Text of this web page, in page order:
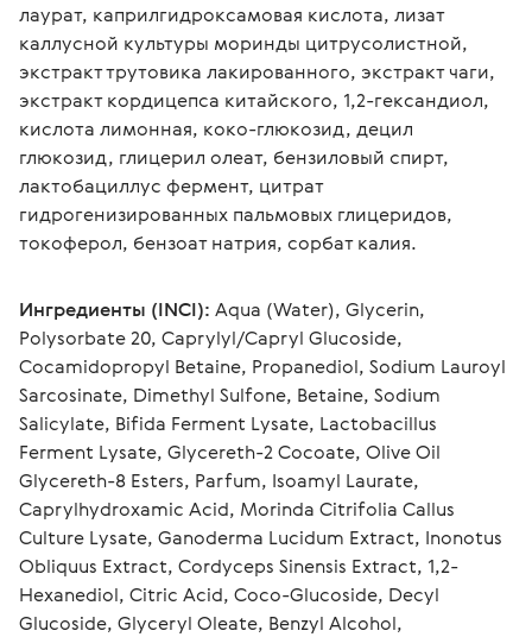
лаурат, каприлгидроксамовая кислота, лизат
каллусной культуры моринды цитрусолистной,
экстракт трутовика лакированного, экстракт чаги,
экстракт кордицепса китайского, 1,2-гександиол,
кислота лимонная, коко-глюкозид, децил
глюкозид, глицерил олеат, бензиловый спирт,
лактобациллус фермент, цитрат
гидрогенизированных пальмовых глицеридов,
токоферол, бензоат натрия, сорбат калия.
Ингредиенты (INCI): Aqua (Water), Glycerin,
Polysorbate 20, Caprylyl/Capryl Glucoside,
Cocamidopropyl Betaine, Propanediol, Sodium Lauroyl
Sarcosinate, Dimethyl Sulfone, Betaine, Sodium
Salicylate, Bifida Ferment Lysate, Lactobacillus
Ferment Lysate, Glycereth-2 Cocoate, Olive Oil
Glycereth-8 Esters, Parfum, Isoamyl Laurate,
Caprylhydroxamic Acid, Morinda Citrifolia Callus
Culture Lysate, Ganoderma Lucidum Extract, Inonotus
Obliquus Extract, Cordyceps Sinensis Extract, 1,2-
Hexanediol, Citric Acid, Coco-Glucoside, Decyl
Glucoside, Glyceryl Oleate, Benzyl Alcohol,